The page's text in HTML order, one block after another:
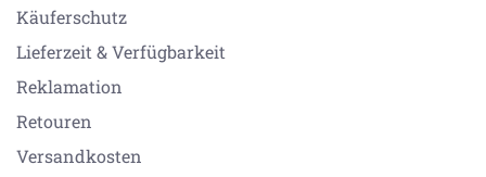
Käuferschutz
Lieferzeit & Verfügbarkeit
Reklamation
Retouren
Versandkosten